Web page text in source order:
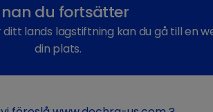
du fortsätter
lands lagstiftning kan du gå till en
din plats.